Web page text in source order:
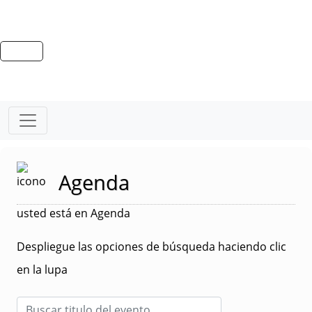
Agenda
usted está en Agenda
Despliegue las opciones de búsqueda haciendo clic
en la lupa